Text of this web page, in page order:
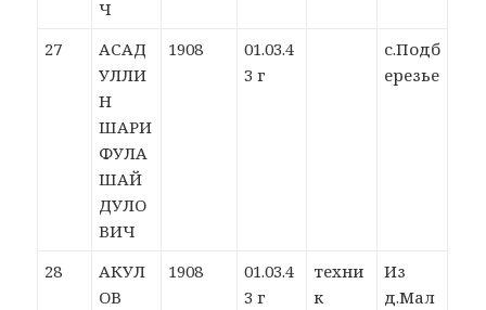
Ч
27
АСАД
УЛЛИ
Н
ШАРИ
ФУЛА
ШАЙ
ДУЛО
ВИЧ
1908
01.03.4
3 г
с.Подб
ерезье
28
АКУЛ
ОВ
1908
01.03.4
3 г
техни
к
Из
д.Мал